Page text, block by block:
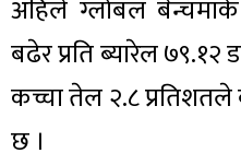
अहिले ग्लोबल
बढेर प्रति ब्यारेल
कच्चा तेल २.८
छ ।